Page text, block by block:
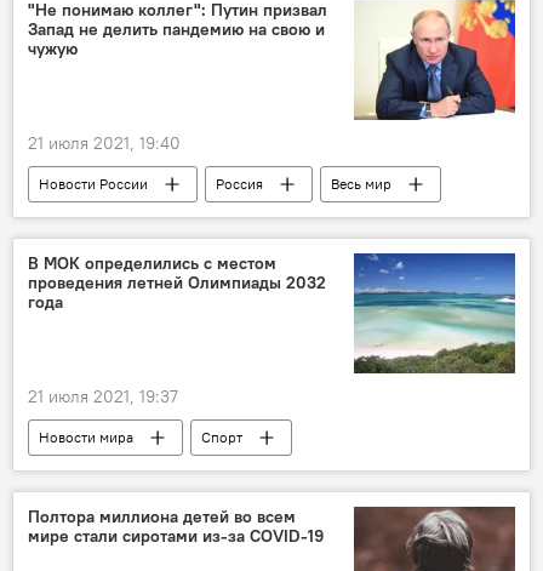
"Не понимаю коллег": Путин призвал
Запад не делить пандемию на свою и
чужую
21 июля 2021, 19:40
Новости России Россия
Весь мир
вакцина
коронавирус
В МОК определились с местом
проведения летней Олимпиады 2032
года
21 июля 2021, 19:37
Новости мира Спорт
Полтора миллиона детей во всем
мире стали сиротами из-за COVID-19